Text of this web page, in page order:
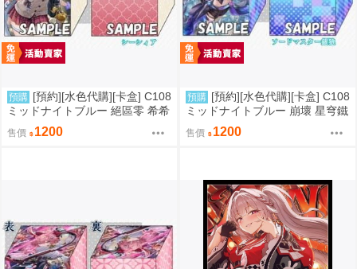
預購 [預約][水色代購][卡盒] C108
ミッドナイトブルー 絕區零 希希
售價 1200
預購 [預約][水色代購][卡盒] C108
ミッドナイトブルー 崩壞 星穹鐵
道 銀狼
售價 1200